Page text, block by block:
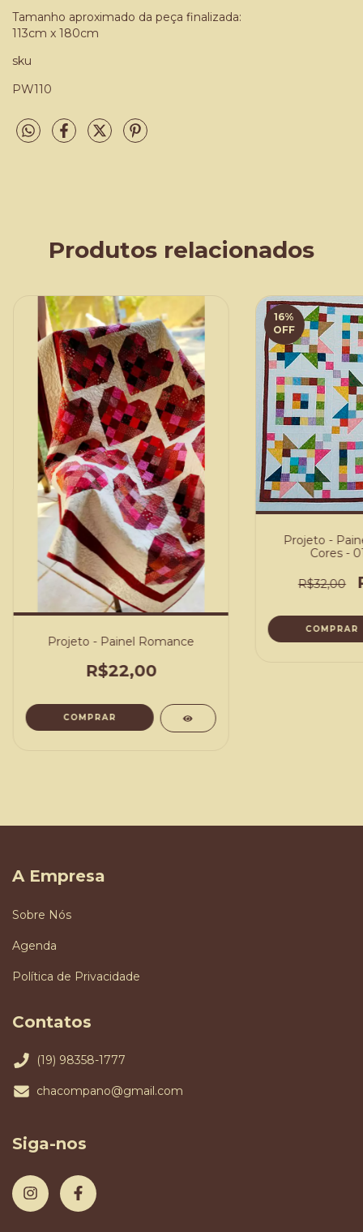
Tamanho aproximado da peça finalizada:
113cm x 180cm
sku
PW110
Produtos relacionados
Projeto - Painel Romance
R$22,00
COMPRAR
16%
OFF
Projeto -
Cores -
R$32,00
COMPRAR
A Empresa
Sobre Nós
Agenda
Política de Privacidade
Contatos
(19) 98358-1777
chacompano@gmail.com
Siga-nos